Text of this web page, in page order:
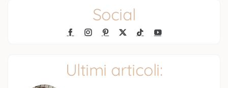
Social
Ultimi articoli: